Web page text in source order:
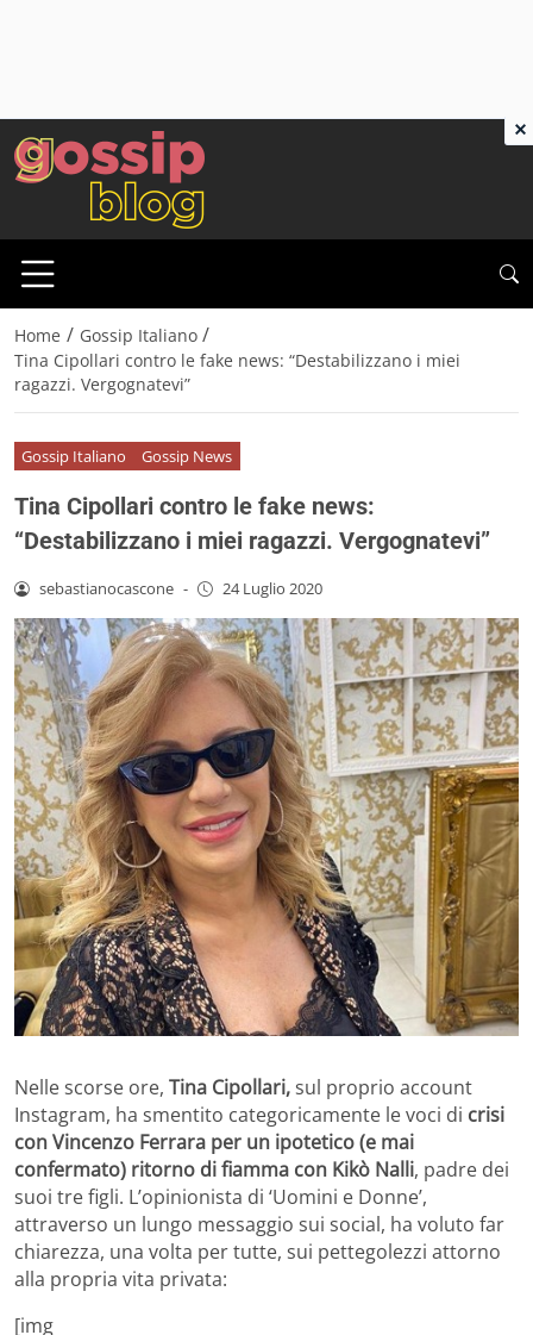
Home / Gossip Italiano /
Tina Cipollari contro le fake news: “Destabilizzano i miei
ragazzi. Vergognatevi”
Gossip Italiano Gossip News
Tina Cipollari contro le fake news:
“Destabilizzano i miei ragazzi. Vergognatevi”
sebastianocascone - 24 Luglio 2020
Nelle scorse ore, Tina Cipollari,sul proprio account
Instagram, ha smentito categoricamente le voci di crisi
con Vincenzo Ferrara per un ipotetico (e mai
confermato) ritorno di fiamma con Kikò Nalli, padre dei
suoi tre figli. L’opinionista di ‘Uomini e Donne’,
attraverso un lungo messaggio sui social, ha voluto far
chiarezza, una volta per tutte, sui pettegolezzi attorno
alla propria vita privata:
[img
×